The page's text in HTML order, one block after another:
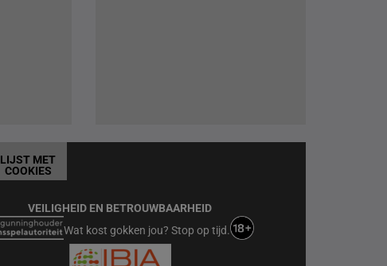
LIJST MET
COOKIES
VEILIGHEID EN BETROUWBAARHEID
Wat kost gokken jou? Stop op tijd.